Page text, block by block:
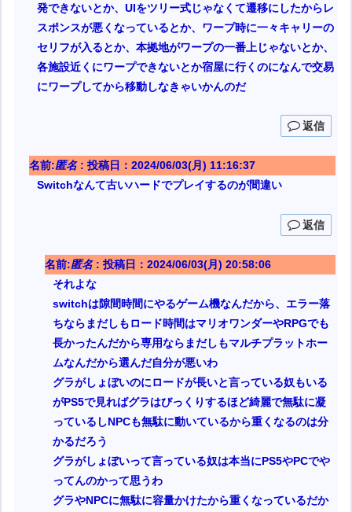
発できないとか、UIをツリー式じゃなくて遷移にしたからレ
スポンスが悪くなっているとか、ワープ時に一々キャリーの
セリフが入るとか、本拠地がワープの一番上じゃないとか、
各施設近くにワープできないとか宿屋に行くのになんで交易
にワープしてから移動しなきゃいかんのだ
返信
名前:匿名: 投稿日：2024/06/03(月) 11:16:37
Switchなんて古いハードでプレイするのが間違い
返信
名前:匿名: 投稿日：2024/06/03(月) 20:58:06
それよな
switchは隙間時間にやるゲーム機なんだから、エラー落
ちならまだしもロード時間はマリオワンダーやRPGでも
長かったんだから専用ならまだしもマルチプラットホー
ムなんだから選んだ自分が悪いわ
グラがしょぼいのにロードが長いと言っている奴もいる
がPS5で見ればグラはびっくりするほど綺麗で無駄に凝
っているしNPCも無駄に動いているから重くなるのは分
かるだろう
グラがしょぼいって言っている奴は本当にPS5やPCでや
ってんのかって思うわ
グラやNPCに無駄に容量かけたから重くなっているだか